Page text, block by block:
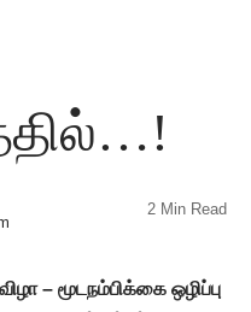
2 Min Read
– மூடநம்பிக்கை ஒழிப்பு